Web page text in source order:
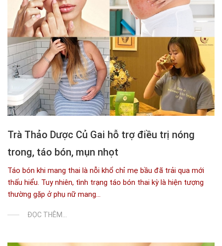
Trà Thảo Dược Củ Gai hỗ trợ điều trị nóng
trong, táo bón, mụn nhọt
Táo bón khi mang thai là nỗi khổ chỉ mẹ bầu đã trải qua mới
thấu hiểu. Tuy nhiên, tình trạng táo bón thai kỳ là hiện tượng
thường gặp ở phụ nữ mang...
ĐỌC THÊM...